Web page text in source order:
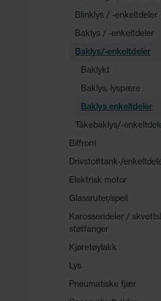
Blinklys / -enkeltdeler
Baklys / -enkeltdeler
Baklys/-enkeltdeler
Baklykt
Baklys, lyspære
Baklys enkeltdeler
Tåkebaklys/-
Bilfront
Drivstofftank-/
Elektrisk motor
Glassruter/speil
Karosserideler /
støtfanger
Kjøretøylakk
Lys
Pneumatiske fjær